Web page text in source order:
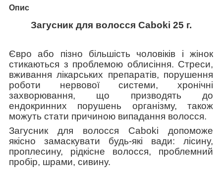
Опис
Загусник для волосся Caboki 25 г.
Євро або пізно більшість чоловіків і жінок
стикаються з проблемою облисіння. Стреси,
вживання лікарських препаратів, порушення
роботи нервової системи, хронічні
захворювання, що призводять до
ендокринних порушень організму, також
можуть стати причиною випадання волосся.
Загусник для волосся Caboki допоможе
якісно замаскувати будь-які вади: лісину,
проплесину, рідкісне волосся, проблемний
пробір, шрами, сивину.